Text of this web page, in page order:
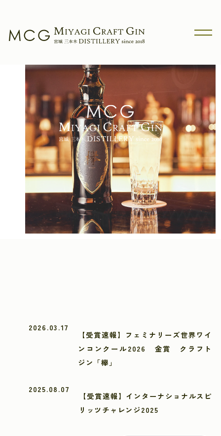
2026.03.17
【受賞速報】フェミナリーズ世界ワイ
ンコンクール2026 金賞 クラフト
ジン「欅」
2025.08.07
【受賞速報】インターナショナルスピ
リッツチャレンジ2025